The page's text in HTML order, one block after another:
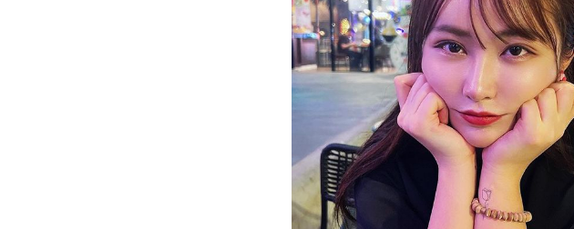
「90%は失敗する。でも…」本田圭佑が初めて明かした日本代表監督に...